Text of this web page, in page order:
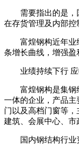
需要指出的是，
在存货管理及内部控
富煌钢构近年业
条增长曲线，增强盈
业绩持续下行 应
富煌钢构是集钢
一体的企业，产品
门以及高档门窗等
建筑、会展中心、市
国内钢结构行业